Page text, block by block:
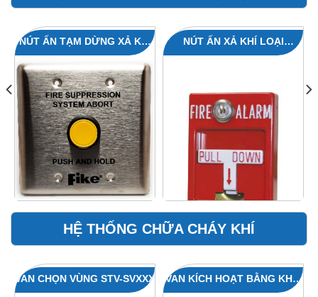
NÚT ẤN TẠM DỪNG XẢ KHÍ
LOẠI THƯỜNG 10‐2965
NÚT ẤN XẢ KHÍ LOẠI
HỆ THỐNG CHỮA CHÁY KHÍ
VAN CHỌN VÙNG STV-SVXXX
VAN KÍCH HOẠT BẰNG KHÍ /